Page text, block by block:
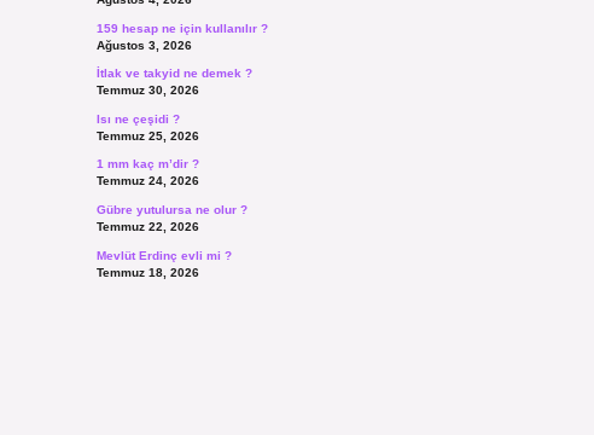
159 hesap ne için kullanılır ?
Ağustos 3, 2026
İtlak ve takyid ne demek ?
Temmuz 30, 2026
Isı ne çeşidi ?
Temmuz 25, 2026
1 mm kaç m’dir ?
Temmuz 24, 2026
Gübre yutulursa ne olur ?
Temmuz 22, 2026
Mevlüt Erdinç evli mi ?
Temmuz 18, 2026